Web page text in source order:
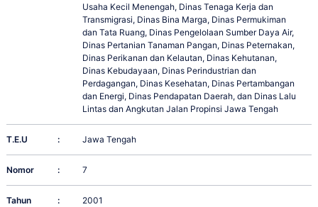
Usaha Kecil Menengah, Dinas Tenaga Kerja dan
Transmigrasi, Dinas Bina Marga, Dinas Permukiman
dan Tata Ruang, Dinas Pengelolaan Sumber Daya Air,
Dinas Pertanian Tanaman Pangan, Dinas Peternakan,
Dinas Perikanan dan Kelautan, Dinas Kehutanan,
Dinas Kebudayaan, Dinas Perindustrian dan
Perdagangan, Dinas Kesehatan, Dinas Pertambangan
dan Energi, Dinas Pendapatan Daerah, dan Dinas Lalu
Lintas dan Angkutan Jalan Propinsi Jawa Tengah
T.E.U : Jawa Tengah
Nomor : 7
Tahun
: 2001